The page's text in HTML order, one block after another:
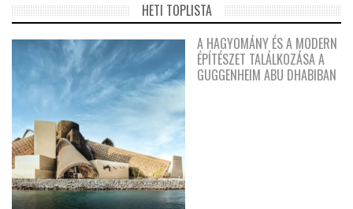
HETI TOPLISTA
A HAGYOMÁNY ÉS A MODERN
ÉPÍTÉSZET TALÁLKOZÁSA A
GUGGENHEIM ABU DHABIBAN